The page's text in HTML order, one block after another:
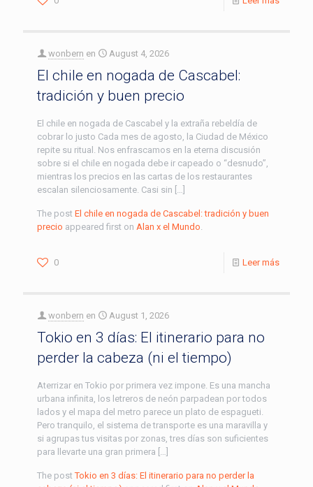
wonbern en August 4, 2026
El chile en nogada de Cascabel:
tradición y buen precio
El chile en nogada de Cascabel y la extraña rebeldía de
cobrar lo justo Cada mes de agosto, la Ciudad de México
repite su ritual. Nos enfrascamos en la eterna discusión
sobre si el chile en nogada debe ir capeado o “desnudo”,
mientras los precios en las cartas de los restaurantes
escalan silenciosamente. Casi sin […]
The post El chile en nogada de Cascabel: tradición y buen
precio appeared first on Alan x el Mundo.
0 Leer más
wonbern en August 1, 2026
Tokio en 3 días: El itinerario para no
perder la cabeza (ni el tiempo)
Aterrizar en Tokio por primera vez impone. Es una mancha
urbana infinita, los letreros de neón parpadean por todos
lados y el mapa del metro parece un plato de espagueti.
Pero tranquilo, el sistema de transporte es una maravilla y
si agrupas tus visitas por zonas, tres días son suficientes
para llevarte una gran primera […]
The postTokio en 3 días: El itinerario para no perder la